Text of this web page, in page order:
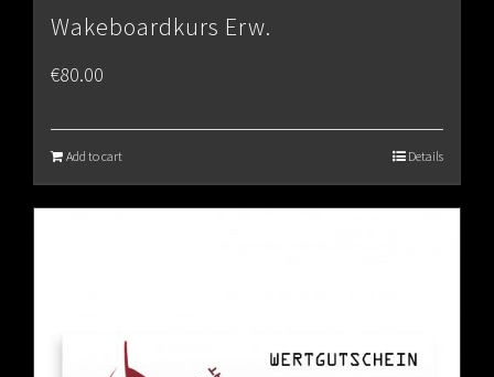
Wakeboardkurs Erw.
€80.00
Add to cart Details